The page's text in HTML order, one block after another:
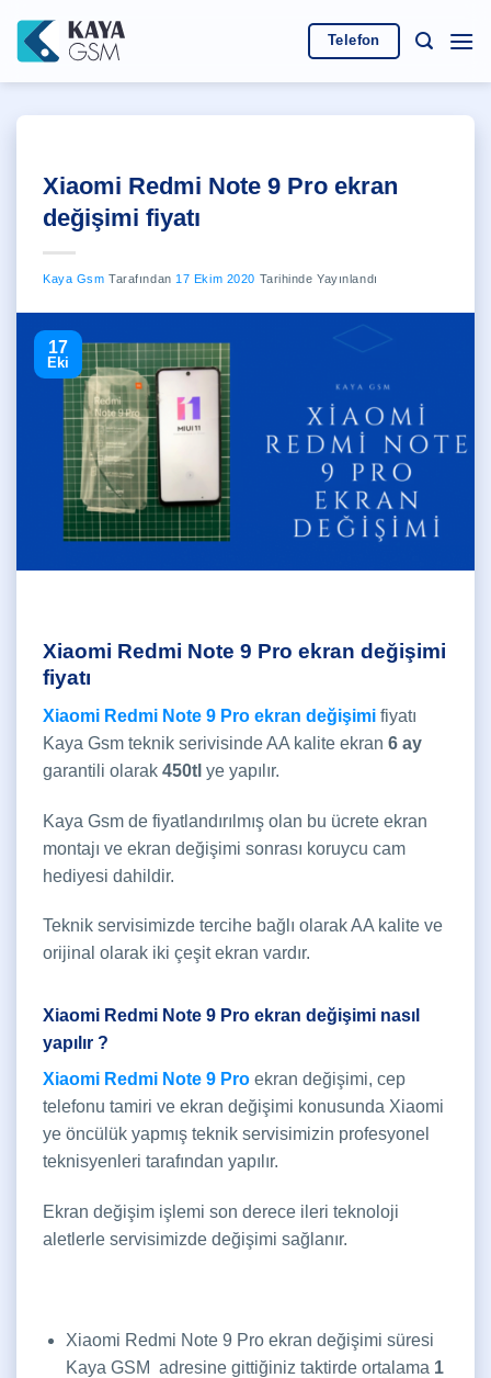
atla
Telefon
Xiaomi Redmi Note 9 Pro ekran
değişimi fiyatı
Kaya Gsm Tarafından 17 Ekim 2020 Tarihinde Yayınlandı
17
Eki
Xiaomi Redmi Note 9 Pro ekran değişimi
fiyatı
Xiaomi Redmi Note 9 Pro ekran değişimi fiyatı
Kaya Gsm teknik serivisinde AA kalite ekran 6 ay
garantili olarak 450tl ye yapılır.
Kaya Gsm de fiyatlandırılmış olan bu ücrete ekran
montajı ve ekran değişimi sonrası koruycu cam
hediyesi dahildir.
Teknik servisimizde tercihe bağlı olarak AA kalite ve
orijinal olarak iki çeşit ekran vardır.
Xiaomi Redmi Note 9 Pro ekran değişimi nasıl
yapılır ?
Xiaomi Redmi Note 9 Pro ekran değişimi, cep
telefonu tamiri ve ekran değişimi konusunda Xiaomi
ye öncülük yapmış teknik servisimizin profesyonel
teknisyenleri tarafından yapılır.
Ekran değişim işlemi son derece ileri teknoloji
aletlerle servisimizde değişimi sağlanır.
Xiaomi Redmi Note 9 Pro ekran değişimi süresi
Kaya GSM adresine gittiğiniz taktirde ortalama 1